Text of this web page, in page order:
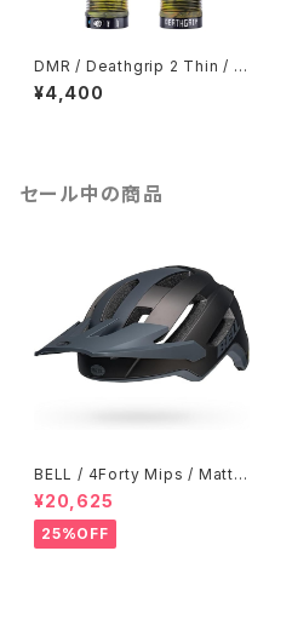
DMR / Deathgrip 2 Thin / C
amo
¥4,400
セール中の商品
BELL / 4Forty Mips / Matte
Titanium-Charcoal
¥20,625
25%OFF